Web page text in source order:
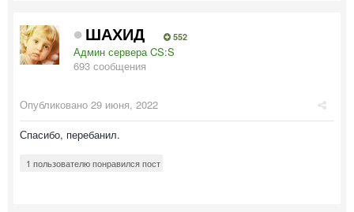
ШАХИД 552
Админ сервера CS:S
693 сообщения
Опубликовано 29 июня, 2022
Спасибо, перебанил.
1 пользователю понравился пост